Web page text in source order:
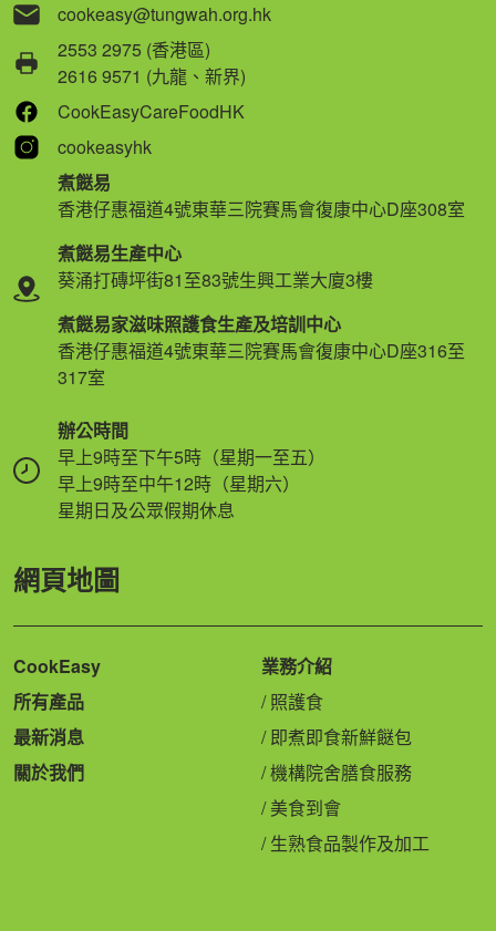
cookeasy@tungwah.org.hk
2553 2975 (香港區)
2616 9571 (九龍、新界)
CookEasyCareFoodHK
cookeasyhk
煮餸易
香港仔惠福道4號東華三院賽馬會復康中心D座308室
煮餸易生產中心
葵涌打磚坪街81至83號生興工業大廈3樓
煮餸易家滋味照護食生產及培訓中心
香港仔惠福道4號東華三院賽馬會復康中心D座316至
317室
辦公時間
早上9時至下午5時（星期一至五）
早上9時至中午12時（星期六）
星期日及公眾假期休息
網頁地圖
CookEasy
所有產品
最新消息
關於我們
業務介紹
照護食
即煮即食新鮮餸包
機構院舍膳食服務
美食到會
生熟食品製作及加工